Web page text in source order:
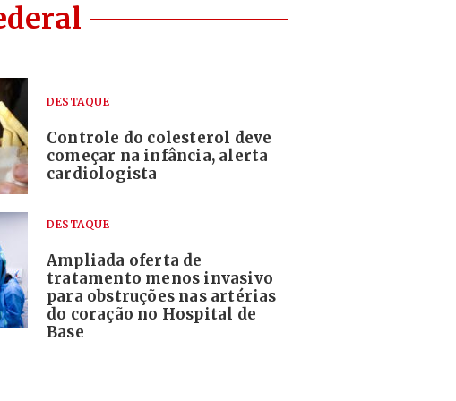
DESTAQUE
Controle do colesterol deve
começar na infância, alerta
cardiologista
DESTAQUE
Ampliada oferta de
tratamento menos invasivo
para obstruções nas artérias
do coração no Hospital de
Base